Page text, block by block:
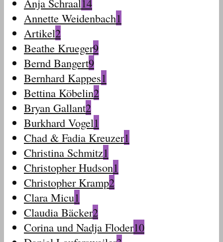
Anja Schraal14
Annette Weidenbach1
Artikel2
Beathe Krueger9
Bernd Bangert9
Bernhard Kappes1
Bettina Köbelin2
Bryan Gallant2
Burkhard Vogel1
Chad & Fadia Kreuzer1
Christina Schmitz1
Christopher Hudson1
Christopher Kramp2
Clara Micu1
Claudia Bäcker2
Corina und Nadja Floder10